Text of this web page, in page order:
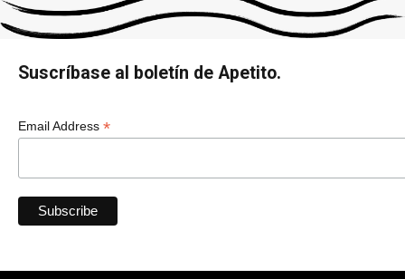
Suscríbase al boletín de Apetito.
Email Address *